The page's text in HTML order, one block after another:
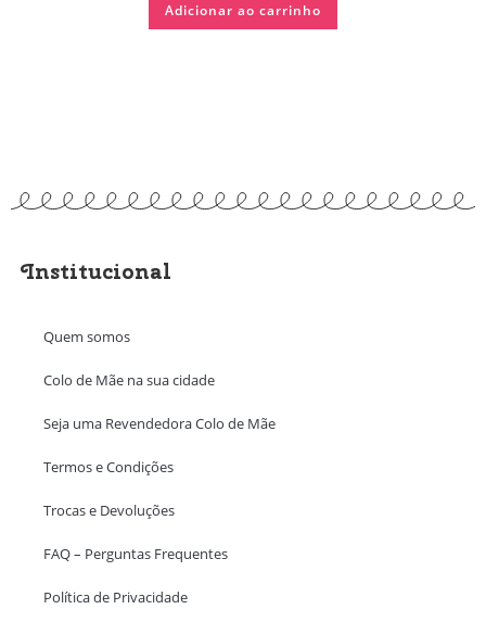
Adicionar ao carrinho
Institucional
Quem somos
Colo de Mãe na sua cidade
Seja uma Revendedora Colo de Mãe
Termos e Condições
Trocas e Devoluções
FAQ – Perguntas Frequentes
Política de Privacidade